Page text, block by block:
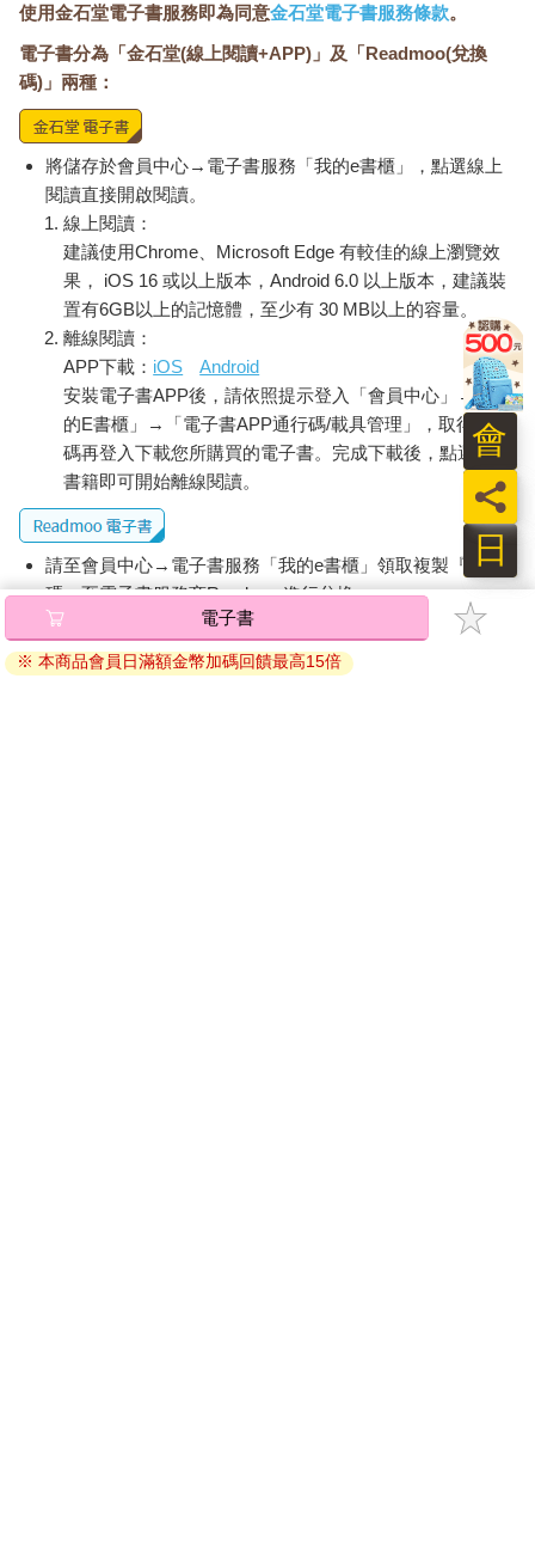
使用金石堂電子書服務即為同意金石堂電子書服務條款。
電子書分為「金石堂(線上閱讀+APP)」及「Readmoo(兌換
碼)」兩種：
將儲存於會員中心→電子書服務「我的e書櫃」，點選線上
閱讀直接開啟閱讀。
線上閱讀：
建議使用Chrome、Microsoft Edge 有較佳的線上瀏覽效
果， iOS 16 或以上版本，Android 6.0 以上版本，建議裝
置有6GB以上的記憶體，至少有 30 MB以上的容量。
離線閱讀：
APP下載： iOS
Android
安裝電子書APP後，請依照提示登入「會員中心」→「我
的E書櫃」→「電子書APP通行碼/載具管理」，取得通行
碼再登入下載您所購買的電子書。完成下載後，點選任一
書籍即可開始離線閱讀。
請至會員中心→電子書服務「我的e書櫃」領取複製『兌換
碼』至電子書服務商Readmoo進行兌換。
退換貨須知：
因版權保護，您在金石堂所購買的電子書僅能以金石堂專屬
電子書
※ 本商品會員日滿額金幣加碼回饋最高15倍
日
員
會